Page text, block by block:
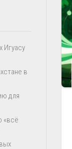
Игуасу
в
для
«всё